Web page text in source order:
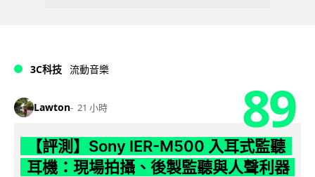
3C科技 流動音樂
Lawton 21 小時 89
【評測】Sony IER-M500 入耳式監聽
耳機：現場拍攝、後製監聽與人聲利器